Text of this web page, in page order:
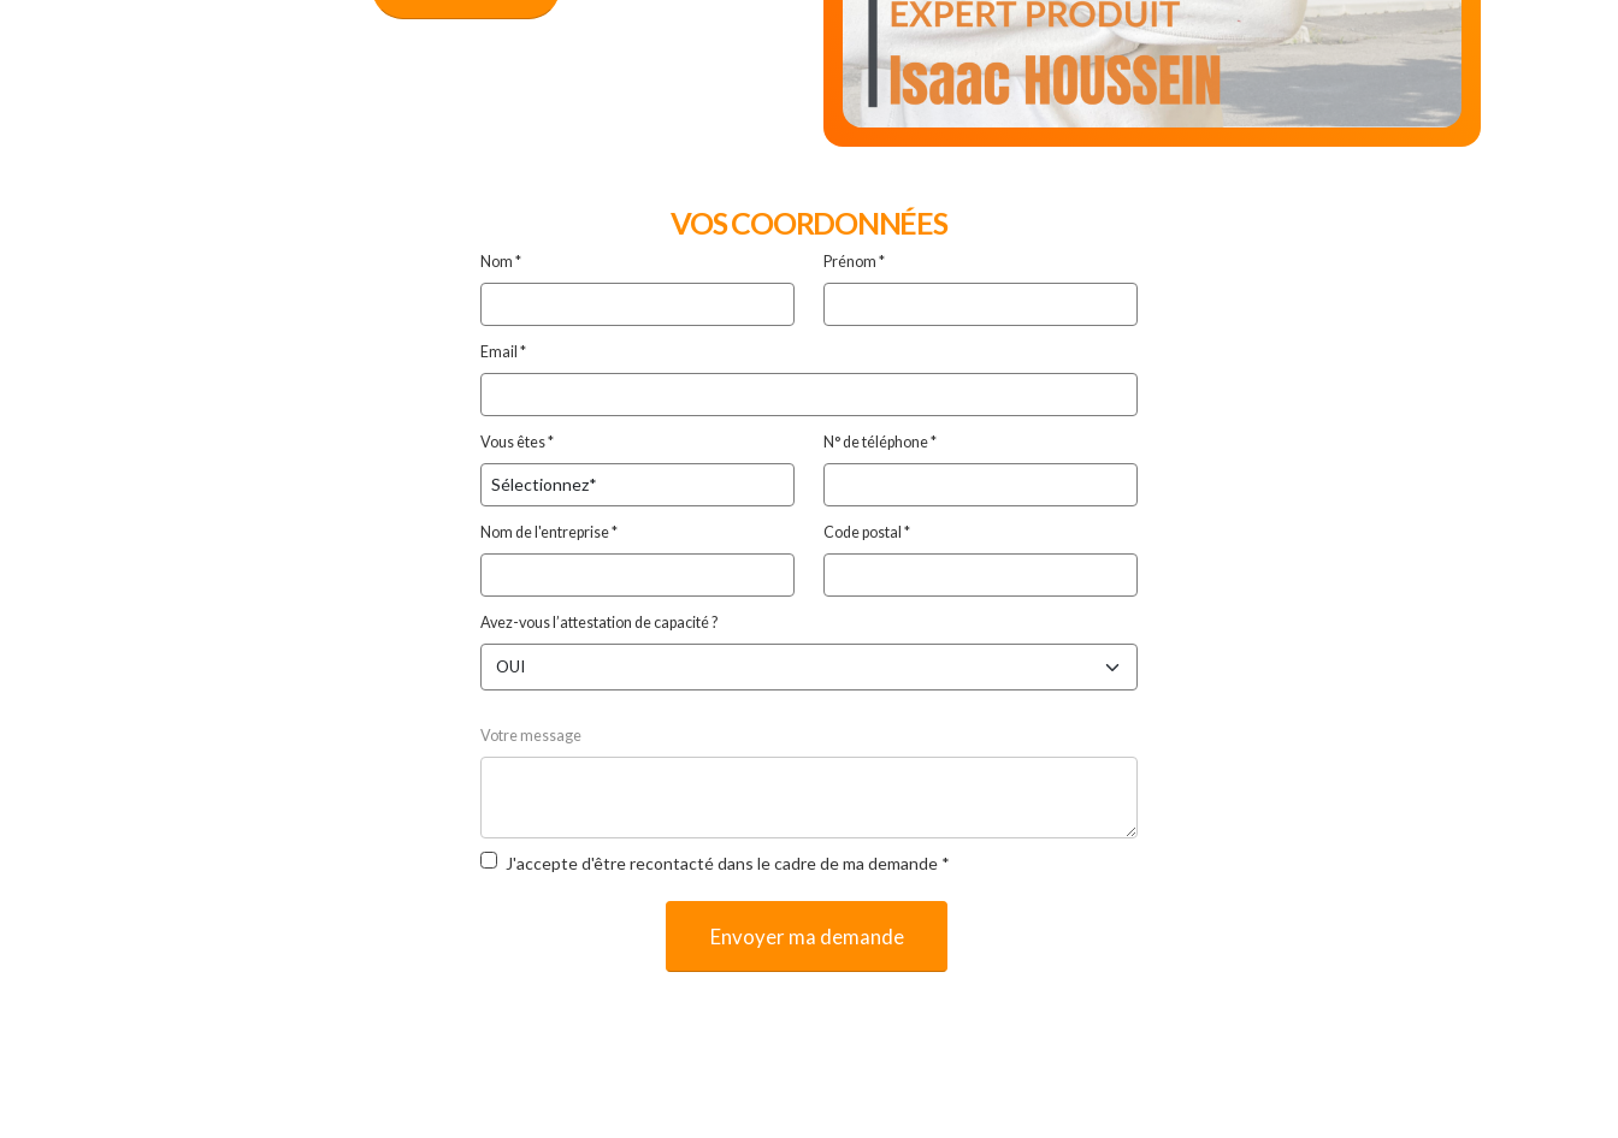
VOS COORDONNÉES
Nom * Prénom *
Email *
Vous êtes * N° de téléphone *
Nom de l'entreprise * Code postal *
Avez-vous l’attestation de capacité ?
Votre message
J'accepte d'être recontacté dans le cadre de ma demande *